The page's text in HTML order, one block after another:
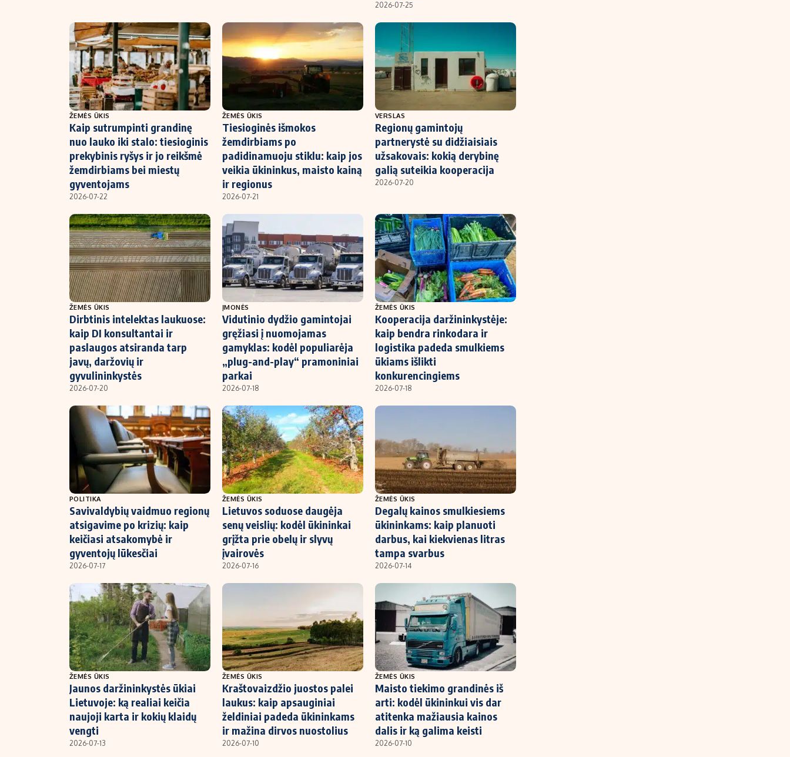
2026-07-25
ŽEMĖS ŪKIS
Kaip sutrumpinti grandinę
nuo lauko iki stalo: tiesioginis
prekybinis ryšys ir jo reikšmė
žemdirbiams bei miestų
gyventojams
2026-07-22
ŽEMĖS ŪKIS
Tiesioginės išmokos
žemdirbiams po
padidinamuoju stiklu: kaip jos
veikia ūkininkus, maisto kainą
ir regionus
2026-07-21
VERSLAS
Regionų gamintojų
partnerystė su didžiaisiais
užsakovais: kokią derybinę
galią suteikia kooperacija
2026-07-20
ŽEMĖS ŪKIS
Dirbtinis intelektas laukuose:
kaip DI konsultantai ir
paslaugos atsiranda tarp
javų, daržovių ir
gyvulininkystės
2026-07-20
ĮMONĖS
Vidutinio dydžio gamintojai
gręžiasi į nuomojamas
gamyklas: kodėl populiarėja
„plug-and-play“ pramoniniai
parkai
2026-07-18
ŽEMĖS ŪKIS
Kooperacija daržininkystėje:
kaip bendra rinkodara ir
logistika padeda smulkiems
ūkiams išlikti
konkurencingiems
2026-07-18
POLITIKA
Savivaldybių vaidmuo regionų
atsigavime po krizių: kaip
keičiasi atsakomybė ir
gyventojų lūkesčiai
2026-07-17
ŽEMĖS ŪKIS
Lietuvos soduose daugėja
senų veislių: kodėl ūkininkai
grįžta prie obelų ir slyvų
įvairovės
2026-07-16
ŽEMĖS ŪKIS
Degalų kainos smulkiesiems
ūkininkams: kaip planuoti
darbus, kai kiekvienas litras
tampa svarbus
2026-07-14
ŽEMĖS ŪKIS
Jaunos daržininkystės ūkiai
Lietuvoje: ką realiai keičia
naujoji karta ir kokių klaidų
vengti
2026-07-13
ŽEMĖS ŪKIS
Kraštovaizdžio juostos palei
laukus: kaip apsauginiai
želdiniai padeda ūkininkams
ir mažina dirvos nuostolius
2026-07-10
ŽEMĖS ŪKIS
Maisto tiekimo grandinės iš
arti: kodėl ūkininkui vis dar
atitenka mažiausia kainos
dalis ir ką galima keisti
2026-07-10